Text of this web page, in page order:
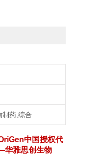
制药,综合
中国授权代
华雅思创生物